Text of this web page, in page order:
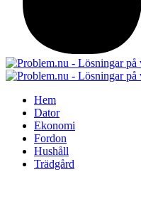
Hem
Dator
Ekonomi
Fordon
Hushåll
Trädgård